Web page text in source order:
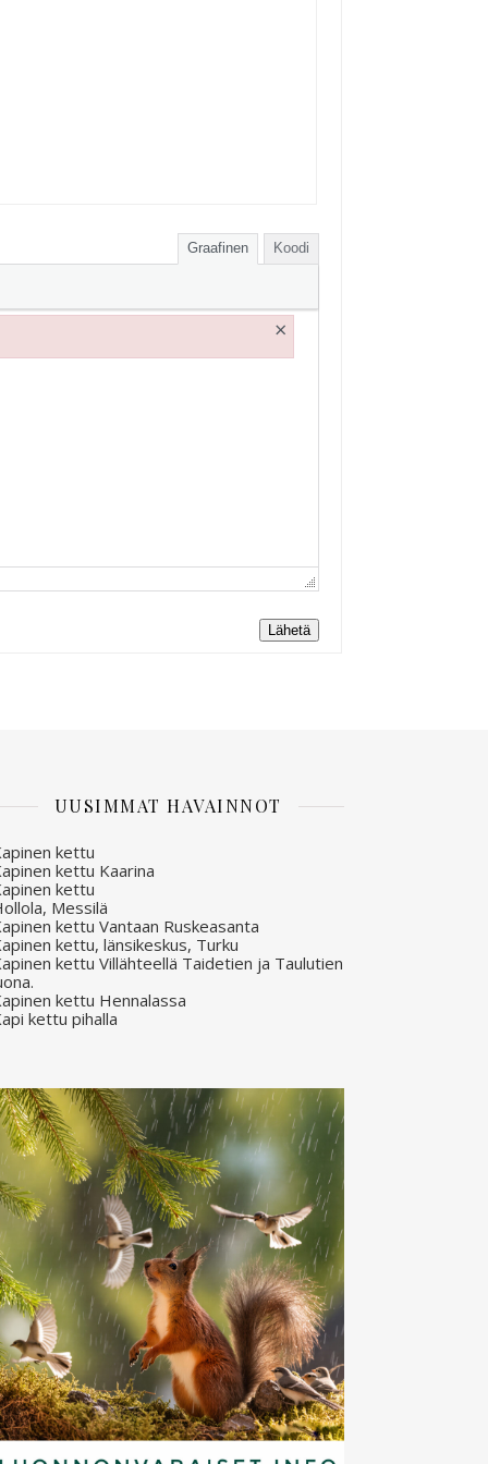
Graafinen Koodi
Lähetä
UUSIMMAT HAVAINNOT
kettu
kettu Kaarina
kettu
Messilä
kettu Vantaan Ruskeasanta
kettu, länsikeskus, Turku
kettu Villähteellä Taidetien ja Taulutien
kettu Hennalassa
kettu pihalla
×